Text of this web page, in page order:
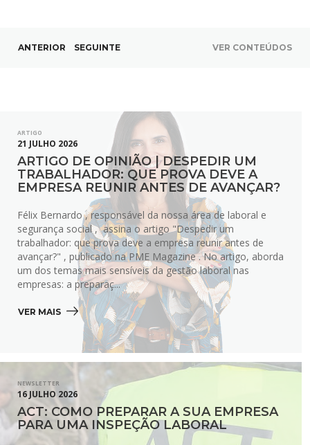
ANTERIOR SEGUINTE VER CONTEÚDOS
ARTIGO
21 JULHO 2026
ARTIGO DE OPINIÃO | DESPEDIR UM
TRABALHADOR: QUE PROVA DEVE A
EMPRESA REUNIR ANTES DE AVANÇAR?
Félix Bernardo , responsável da nossa área de laboral e
segurança social , assina o artigo "Despedir um
trabalhador: que prova deve a empresa reunir antes de
avançar?" , publicado na PME Magazine . No artigo, aborda
um dos temas mais sensíveis da gestão laboral nas
empresas: a preparaç...
VER MAIS
NEWSLETTER
16 JULHO 2026
ACT: COMO PREPARAR A SUA EMPRESA
PARA UMA INSPEÇÃO LABORAL